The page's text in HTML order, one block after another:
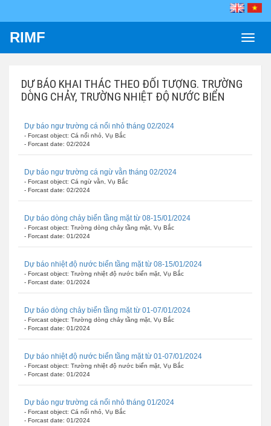
Toggle
RIMF
DỰ BÁO KHAI THÁC THEO ĐỐI TƯỢNG. TRƯỜNG
DÒNG CHẢY, TRƯỜNG NHIỆT ĐỘ NƯỚC BIỂN
Dự báo ngư trường cá nổi nhỏ tháng 02/2024
- Forcast object: Cá nổi nhỏ, Vụ Bắc
- Forcast date: 02/2024
Dự báo ngư trường cá ngừ vằn tháng 02/2024
- Forcast object: Cá ngừ vằn, Vụ Bắc
- Forcast date: 02/2024
Dự báo dòng chảy biển tầng mặt từ 08-15/01/2024
- Forcast object: Trường dòng chảy tầng mặt, Vụ Bắc
- Forcast date: 01/2024
Dự báo nhiệt độ nước biển tầng mặt từ 08-15/01/2024
- Forcast object: Trường nhiệt độ nước biển mặt, Vụ Bắc
- Forcast date: 01/2024
Dự báo dòng chảy biển tầng mặt từ 01-07/01/2024
- Forcast object: Trường dòng chảy tầng mặt, Vụ Bắc
- Forcast date: 01/2024
Dự báo nhiệt độ nước biển tầng mặt từ 01-07/01/2024
- Forcast object: Trường nhiệt độ nước biển mặt, Vụ Bắc
- Forcast date: 01/2024
Dự báo ngư trường cá nổi nhỏ tháng 01/2024
- Forcast object: Cá nổi nhỏ, Vụ Bắc
- Forcast date: 01/2024